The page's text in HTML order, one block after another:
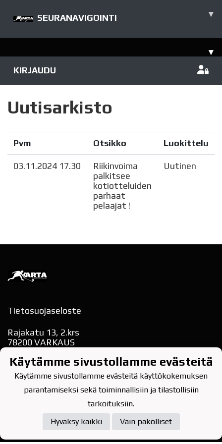
SEURANAVIGOINTI ▾
▾
KIRJAUDU
Uutisarkisto
Pvm Otsikko Luokittelu
03.11.2024 17.30
Riikinvoima
palkitsee
kotiotteluiden
parhaat
pelaajat !
Uutinen
Tietosuojaseloste
Rajakatu 13, 2.krs
78200 VARKAUS
varkauden.tarmo(at)gmail.com
Powered by
Käytämme sivustollamme evästeitä
Käytämme sivustollamme evästeitä käyttökokemuksen
parantamiseksi sekä toiminnallisiin ja tilastollisiin
tarkoituksiin.
Hyväksy kaikki
Vain pakolliset